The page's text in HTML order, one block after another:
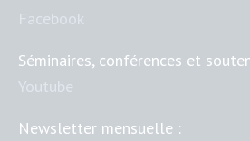
Séminaires, conférences et
Newsletter mensuelle :